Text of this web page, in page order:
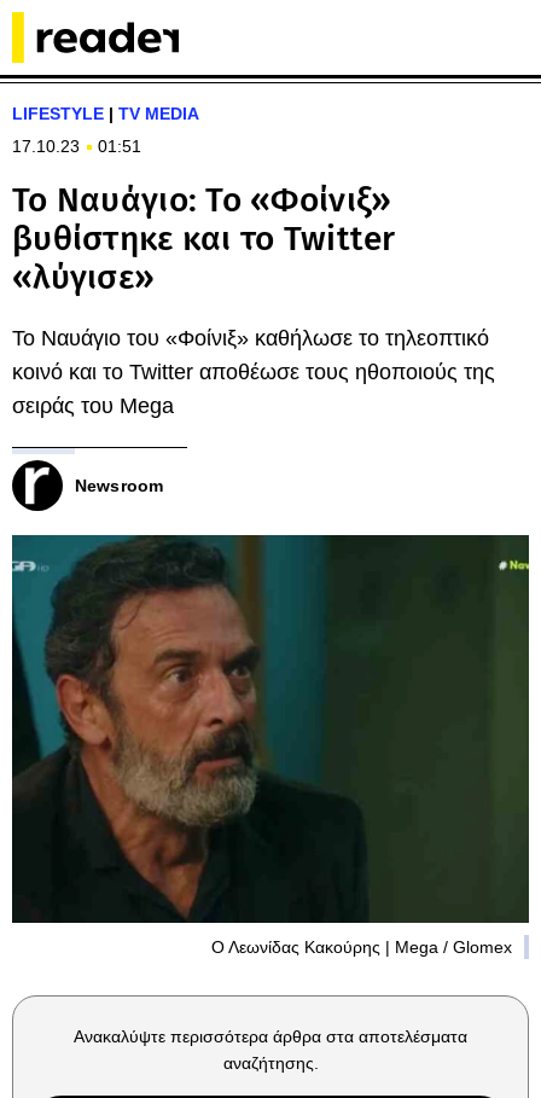
LIFESTYLE | TV MEDIA
17.10.23
01:51
Το Ναυάγιο: Το «Φοίνιξ»
βυθίστηκε και το Twitter
«λύγισε»
Το Ναυάγιο του «Φοίνιξ» καθήλωσε το τηλεοπτικό
κοινό και το Twitter αποθέωσε τους ηθοποιούς της
σειράς του Mega
Newsroom
Ο Λεωνίδας Κακούρης | Mega / Glomex
Ανακαλύψτε περισσότερα άρθρα στα αποτελέσματα
αναζήτησης.